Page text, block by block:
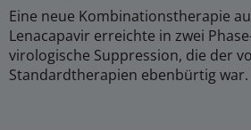
Eine neue Kombinationstherapie
Lenacapavir erreichte in zwei
virologische Suppression, die der
Standardtherapien ebenbürtig war.